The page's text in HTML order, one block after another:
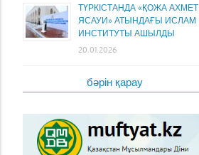
ТҮРКІСТАНДА «ҚОЖА АХМЕТ
ЯСАУИ» АТЫНДАҒЫ ИСЛАМ
ИНСТИТУТЫ АШЫЛДЫ
20.01.2026
бәрін қарау